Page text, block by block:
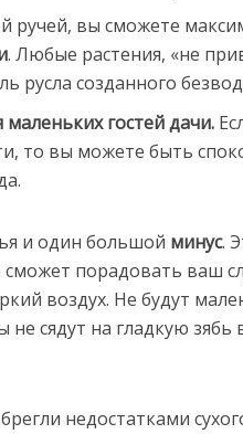
ручей, вы сможете
. Любые растения, «не
русла созданного
маленьких гостей дачи.
то вы можете быть
и один большой минус.
порадовать ваш
воздух. Не будут
не сядут на гладкую
недостатками